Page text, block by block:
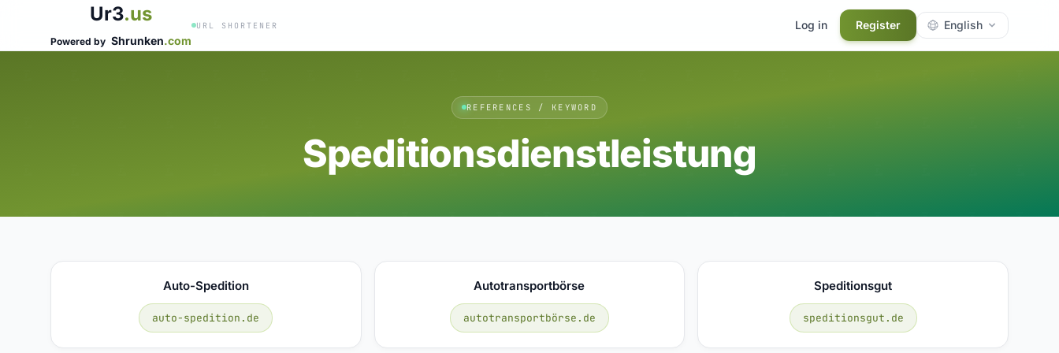
Ur3.us
Powered by Shrunken.com
URL SHORTENER Log in Register English
REFERENCES / KEYWORD
Speditionsdienstleistung
Auto-Spedition
auto-spedition.de
Autotransportbörse
autotransportbörse.de
Speditionsgut
speditionsgut.de